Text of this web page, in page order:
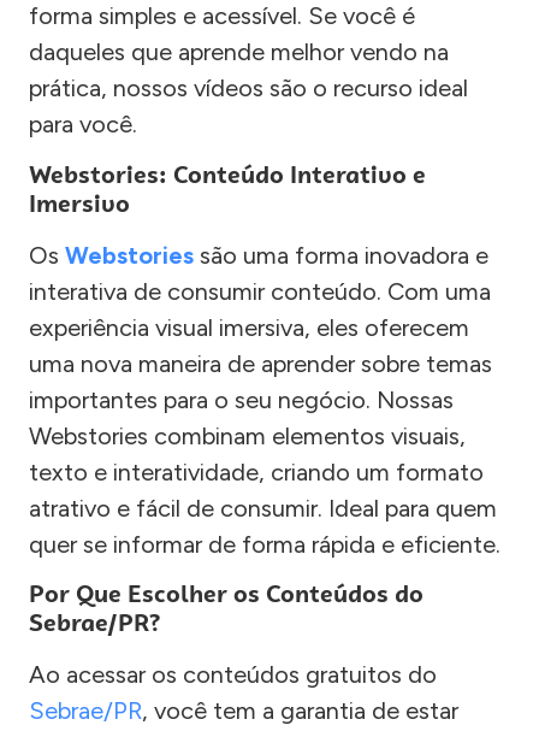
forma simples e acessível. Se você é
daqueles que aprende melhor vendo na
prática, nossos vídeos são o recurso ideal
para você.
Webstories: Conteúdo Interativo e
Imersivo
Os Webstories são uma forma inovadora e
interativa de consumir conteúdo. Com uma
experiência visual imersiva, eles oferecem
uma nova maneira de aprender sobre temas
importantes para o seu negócio. Nossas
Webstories combinam elementos visuais,
texto e interatividade, criando um formato
atrativo e fácil de consumir. Ideal para quem
quer se informar de forma rápida e eficiente.
Por Que Escolher os Conteúdos do
Sebrae/PR?
Ao acessar os conteúdos gratuitos do
Sebrae/PR, você tem a garantia de estar